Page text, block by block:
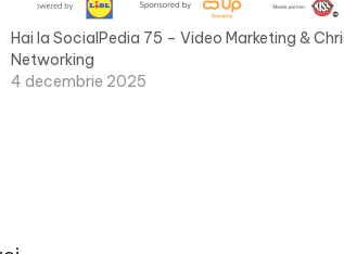
Hai la SocialPedia 75 – Video Marketing &
Networking
4 decembrie 2025